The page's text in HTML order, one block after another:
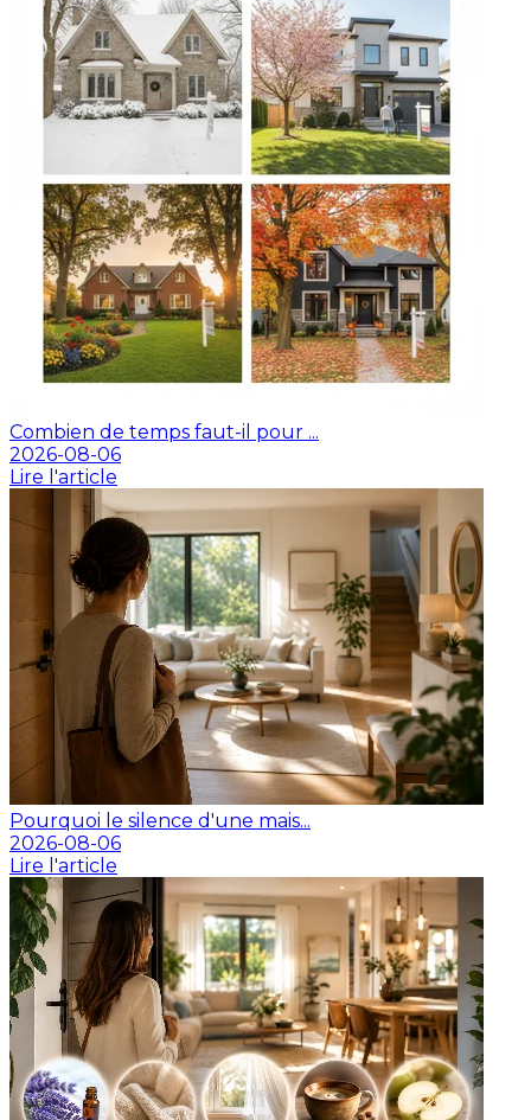
Combien de temps faut-il pour ...
2026-08-06
Lire l'article
Pourquoi le silence d'une mais...
2026-08-06
Lire l'article